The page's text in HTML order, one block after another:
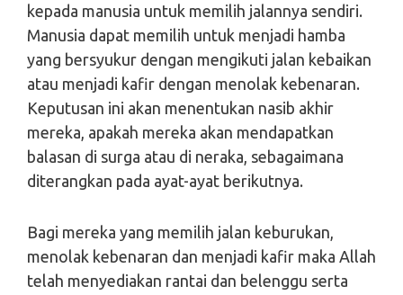
kepada manusia untuk memilih jalannya sendiri.
Manusia dapat memilih untuk menjadi hamba
yang bersyukur dengan mengikuti jalan kebaikan
atau menjadi kafir dengan menolak kebenaran.
Keputusan ini akan menentukan nasib akhir
mereka, apakah mereka akan mendapatkan
balasan di surga atau di neraka, sebagaimana
diterangkan pada ayat-ayat berikutnya.
Bagi mereka yang memilih jalan keburukan,
menolak kebenaran dan menjadi kafir maka Allah
telah menyediakan rantai dan belenggu serta